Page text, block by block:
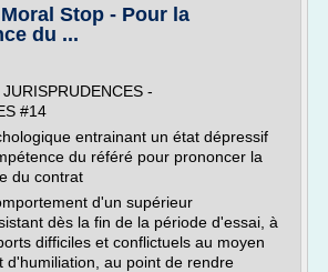
Stop - Pour la
du ...
-
#14
entrainant un état dépressif
du référé pour prononcer la
du contrat
d'un supérieur
dès la fin de la période d'essai, à
difficiles et conflictuels au moyen
d'humiliation, au point de rendre